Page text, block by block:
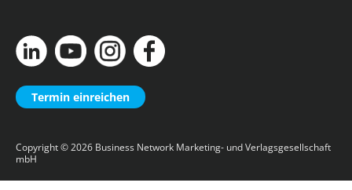
Termin einreichen
Copyright © 2026 Business Network Marketing- und Verlagsgesellschaft
mbH